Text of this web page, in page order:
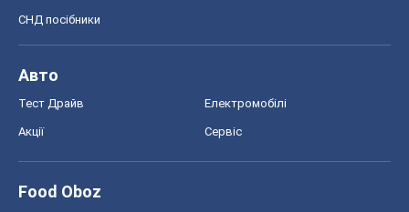
СНД посібники
Авто
Тест Драйв Електромобілі
Акції Сервіс
Food Oboz